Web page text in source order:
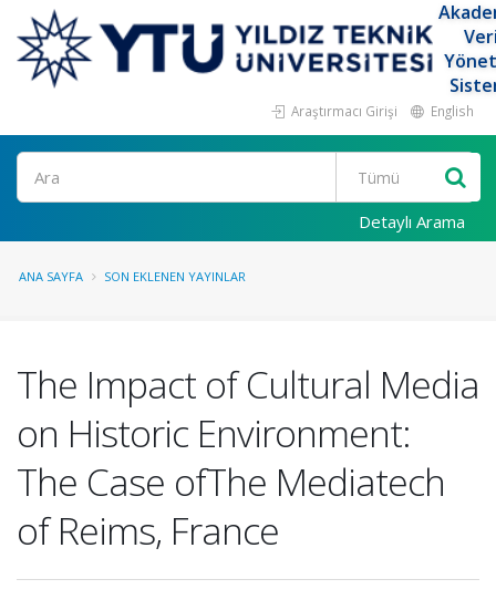
Araştırmacı Girişi English
Ara
Detaylı Arama
ANA SAYFA SON EKLENEN YAYINLAR
The Impact of Cultural Media
on Historic Environment:
The Case ofThe Mediatech
of Reims, France